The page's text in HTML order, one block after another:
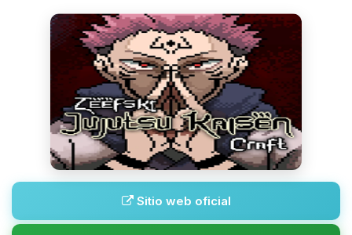
Sitio web oficial